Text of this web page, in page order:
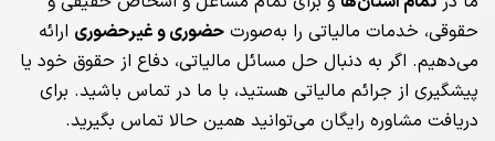
حقوقی، خدمات مالیاتی را به‌صورت حضوری و غیرحضوری ارائه
می‌دهیم. اگر به دنبال حل مسائل مالیاتی، دفاع از حقوق خود یا
پیشگیری از جرائم مالیاتی هستید، با ما در تماس باشید. برای
دریافت مشاوره رایگان می‌توانید همین حالا تماس بگیرید.